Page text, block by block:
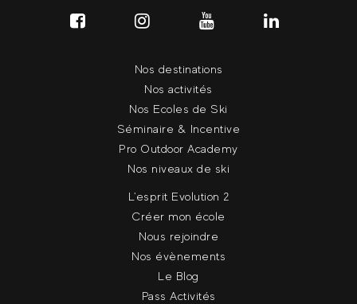
Nos destinations
Nos activités
Nos Ecoles de Ski
Séminaire & Incentive
Pro Outdoor Academy
Nos niveaux de ski
L'esprit Evolution 2
Créer mon école
Nous rejoindre
Nos évènements
Le Blog
Pass Activités